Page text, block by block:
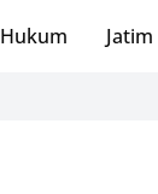
Hukum Jatim